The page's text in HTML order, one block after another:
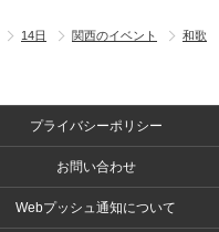
14日 関西のイベント
和歌
プライバシーポリシー
お問い合わせ
Webプッシュ通知について